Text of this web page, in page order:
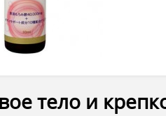
тело и